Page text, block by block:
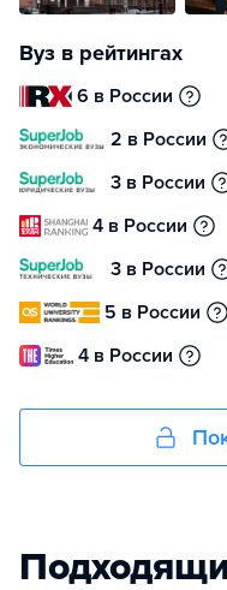
Вуз в рейтингах
6 в России
2 в России
3 в России
4 в России
3 в России
5 в России
4 в России